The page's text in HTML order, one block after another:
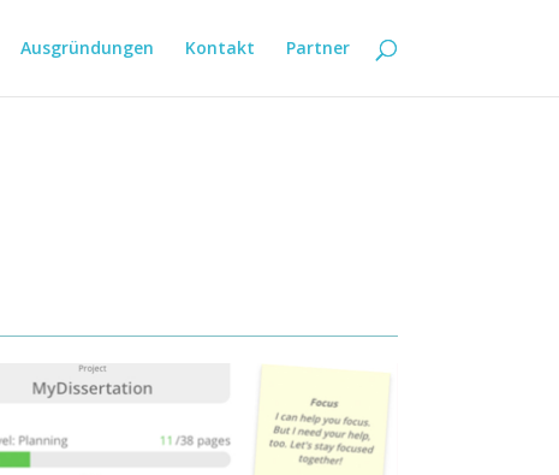
Ausgründungen Kontakt Partner